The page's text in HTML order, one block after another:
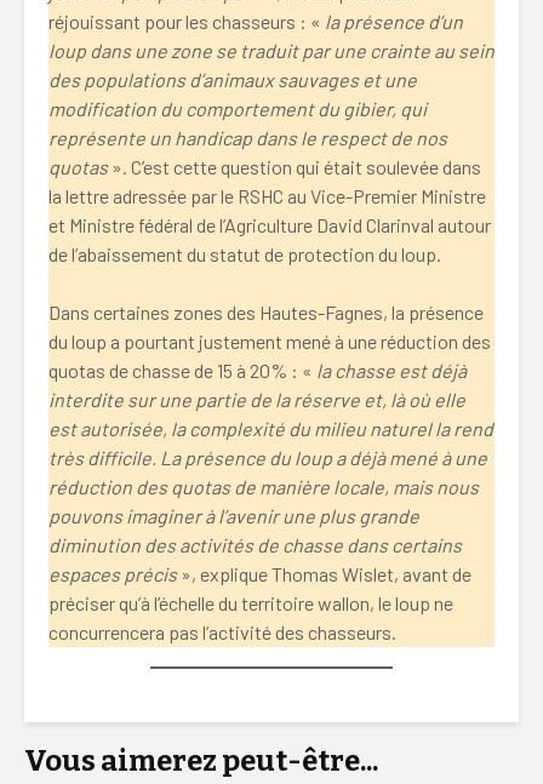
réjouissant pour les chasseurs : « la présence d’un
loup dans une zone se traduit par une crainte au sein
des populations d’animaux sauvages et une
modification du comportement du gibier, qui
représente un handicap dans le respect de nos
quotas». C’est cette question qui était soulevée dans
la lettre adressée par le RSHC au Vice-Premier Ministre
et Ministre fédéral de l’Agriculture David Clarinval autour
de l’abaissement du statut de protection du loup.
Dans certaines zones des Hautes-Fagnes, la présence
du loup a pourtant justement mené à une réduction des
quotas de chasse de 15 à 20% : « la chasse est déjà
interdite sur une partie de la réserve et, là où elle
est autorisée, la complexité du milieu naturel la rend
très difficile. La présence du loup a déjà mené à une
réduction des quotas de manière locale, mais nous
pouvons imaginer à l’avenir une plus grande
diminution des activités de chasse dans certains
espaces précis», explique Thomas Wislet, avant de
préciser qu’à l’échelle du territoire wallon, le loup ne
concurrencera pas l’activité des chasseurs.
Vous aimerez peut-être...